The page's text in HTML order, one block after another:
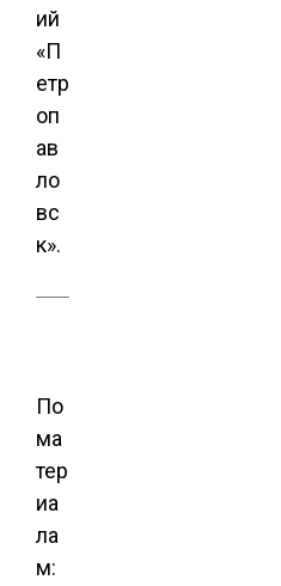
ий
«П
етр
оп
ав
ло
вс
к».
По
ма
тер
иа
ла
м: